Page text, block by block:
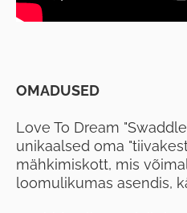
OMADUSED
Love To Dream
unikaalsed oma
mähkimiskott, mis
loomulikumas asendis,